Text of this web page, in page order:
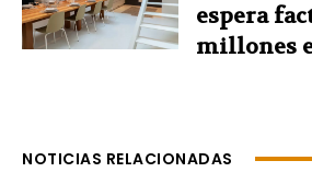
espera
millones
NOTICIAS RELACIONADAS